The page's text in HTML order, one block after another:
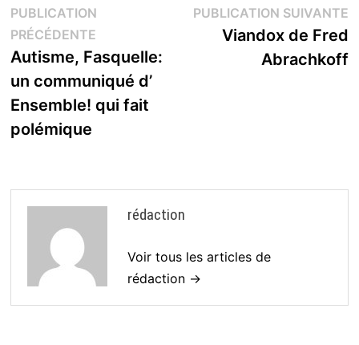
Navigation
de
l’article
PUBLICATION
PRÉCÉDENTEPublication
précédente :
Autisme, Fasquelle:
un communiqué d’
Ensemble! qui fait
polémique
PUBLICATION SUIVANTE
Viandox de Fred
Abrachkoff
rédaction
Voir tous les articles de
rédaction →